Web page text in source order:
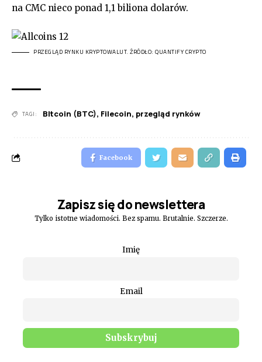
na CMC nieco ponad 1,1 biliona dolarów.
PRZEGLĄD RYNKU KRYPTOWALUT. ŹRÓDŁO: QUANTIFY CRYPTO
TAGI: BItcoin (BTC), Filecoin, przegląd rynków
Facebook
Zapisz się do newslettera
Tylko istotne wiadomości. Bez spamu. Brutalnie. Szczerze.
Imię
Email